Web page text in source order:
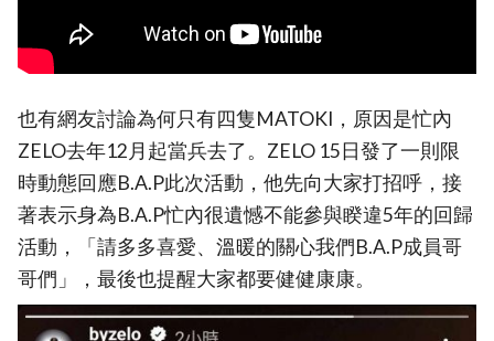
也有網友討論為何只有四隻MATOKI，原因是忙內
ZELO去年12月起當兵去了。ZELO 15日發了一則限
時動態回應B.A.P此次活動，他先向大家打招呼，接
著表示身為B.A.P忙內很遺憾不能參與睽違5年的回歸
活動，「請多多喜愛、溫暖的關心我們B.A.P成員哥
哥們」，最後也提醒大家都要健健康康。